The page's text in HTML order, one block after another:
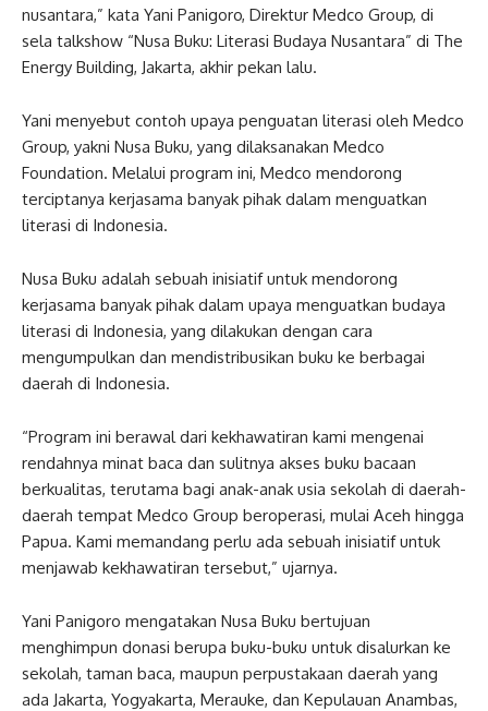
nusantara,” kata Yani Panigoro, Direktur Medco Group, di
sela talkshow “Nusa Buku: Literasi Budaya Nusantara” di The
Energy Building, Jakarta, akhir pekan lalu.
Yani menyebut contoh upaya penguatan literasi oleh Medco
Group, yakni Nusa Buku, yang dilaksanakan Medco
Foundation. Melalui program ini, Medco mendorong
terciptanya kerjasama banyak pihak dalam menguatkan
literasi di Indonesia.
Nusa Buku adalah sebuah inisiatif untuk mendorong
kerjasama banyak pihak dalam upaya menguatkan budaya
literasi di Indonesia, yang dilakukan dengan cara
mengumpulkan dan mendistribusikan buku ke berbagai
daerah di Indonesia.
“Program ini berawal dari kekhawatiran kami mengenai
rendahnya minat baca dan sulitnya akses buku bacaan
berkualitas, terutama bagi anak-anak usia sekolah di daerah-
daerah tempat Medco Group beroperasi, mulai Aceh hingga
Papua. Kami memandang perlu ada sebuah inisiatif untuk
menjawab kekhawatiran tersebut,” ujarnya.
Yani Panigoro mengatakan Nusa Buku bertujuan
menghimpun donasi berupa buku-buku untuk disalurkan ke
sekolah, taman baca, maupun perpustakaan daerah yang
ada Jakarta, Yogyakarta, Merauke, dan Kepulauan Anambas,